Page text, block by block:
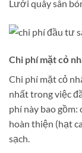
Lưới quây sân
Chi phí mặt cỏ
Chi phí mặt cỏ
nhất trong việc
phí này bao
hoàn thiện (hạt
sạch.